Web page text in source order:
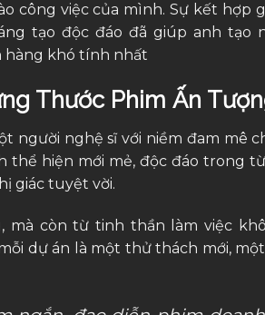
công việc của mình. Sự kết hợp
tạo độc đáo đã giúp anh tạo
hàng khó tính nhất
Thước Phim Ấn
người nghệ sĩ với niềm đam mê
thể hiện mới mẻ, độc đáo trong
giác tuyệt vời.
mà còn từ tinh thần làm việc
dự án là một thử thách mới,